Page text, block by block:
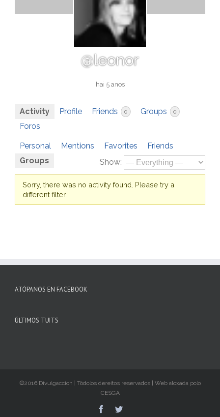
@leonor
hai 5 anos
Activity Profile Friends 0 Groups 0
Foros
Personal Mentions Favorites
Friends
Groups
Show:
Sorry, there was no activity found. Please try a
different filter.
ATÓPANOS EN FACEBOOK
ÚLTIMOS TUITS
©2016 Divulgaccion | Tódolos dereitos reservados | Web aloxada polo
CESGA